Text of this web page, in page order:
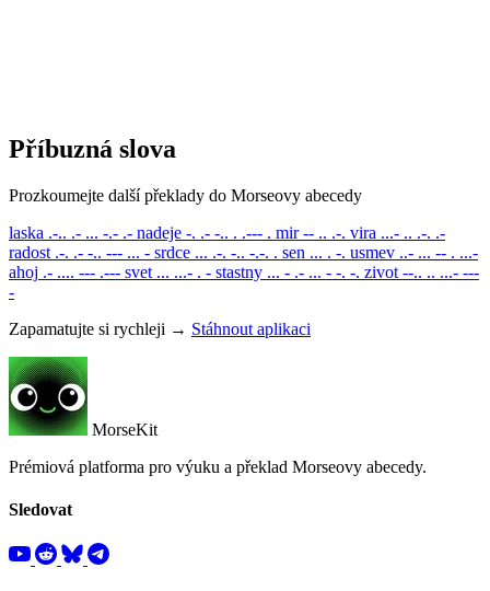
Příbuzná slova
Prozkoumejte další překlady do Morseovy abecedy
laska .-.. .- ... -.- .- nadeje -. .- -.. . .--- . mir -- .. .-. vira ...- .. .-. .-
radost .-. .- -.. --- ... - srdce ... .-. -.. -.-. . sen ... . -. usmev ..- ... -- . ...-
ahoj .- .... --- .--- svet ... ...- . - stastny ... - .- ... - -. -. zivot --.. .. ...- ---
-
Zapamatujte si rychleji → Stáhnout aplikaci
MorseKit
Prémiová platforma pro výuku a překlad Morseovy abecedy.
Sledovat